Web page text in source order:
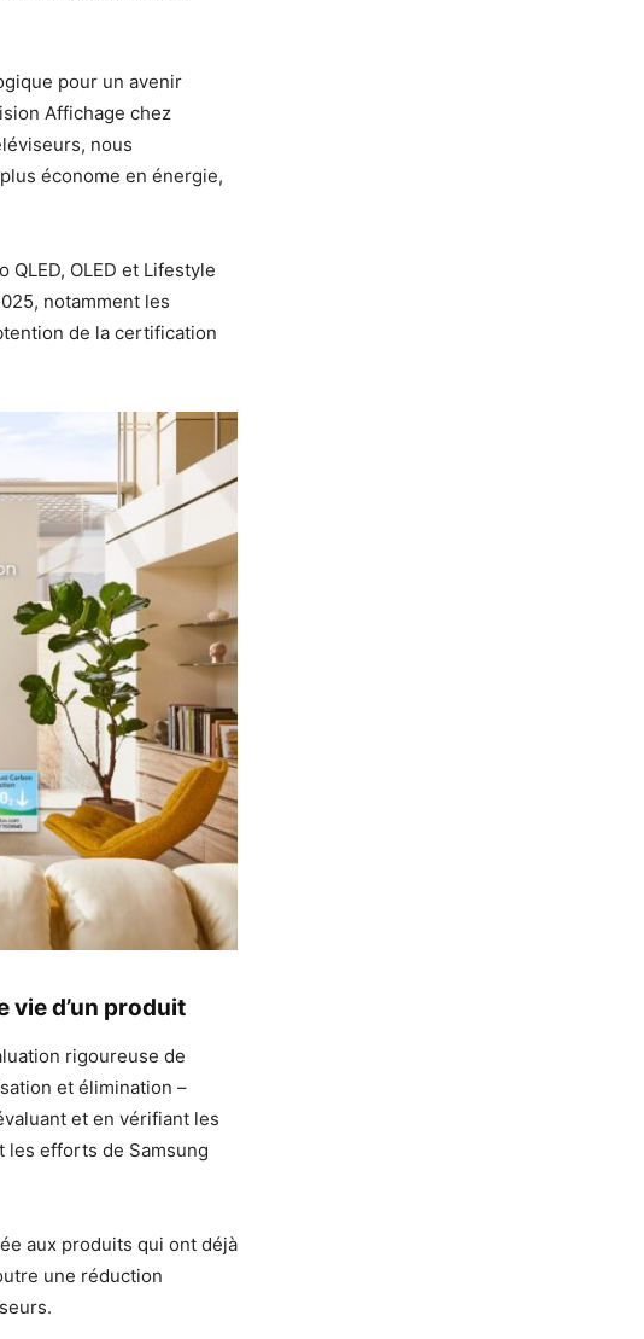
pour un avenir
Affichage chez
nous
économe en énergie,
OLED et Lifestyle
notamment les
de la certification
vie d’un produit
rigoureuse de
et élimination –
et en vérifiant les
les efforts de Samsung
aux produits qui ont déjà
une réduction